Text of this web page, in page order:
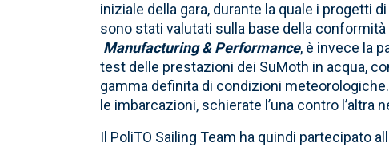
iniziale della gara, durante la quale i progetti
sono stati valutati sulla base della
Manufacturing & Performance, è invece la
test delle prestazioni dei SuMoth in acqua,
gamma definita di condizioni
le imbarcazioni, schierate l’una contro l’altra
Il PoliTO Sailing Team ha quindi partecipato